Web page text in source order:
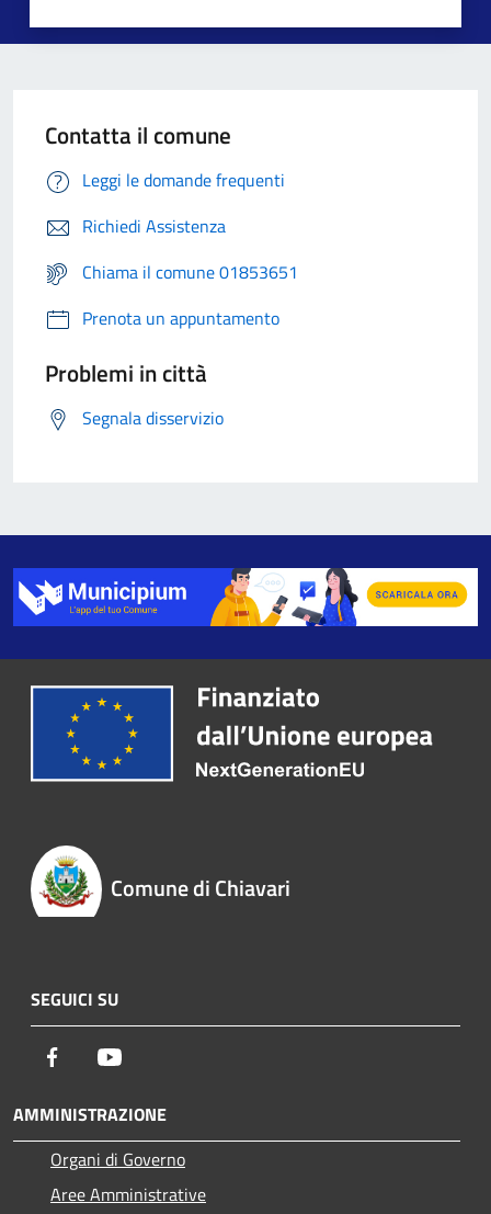
Contatta il comune
Leggi le domande frequenti
Richiedi Assistenza
Chiama il comune 01853651
Prenota un appuntamento
Problemi in città
Segnala disservizio
Comune di Chiavari
SEGUICI SU
Facebook
AMMINISTRAZIONE
Organi di Governo
Aree Amministrative